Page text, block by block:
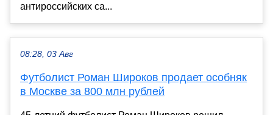
антироссийских са...
08:28, 03 Авг
Футболист Роман Широков продает особняк
в Москве за 800 млн рублей